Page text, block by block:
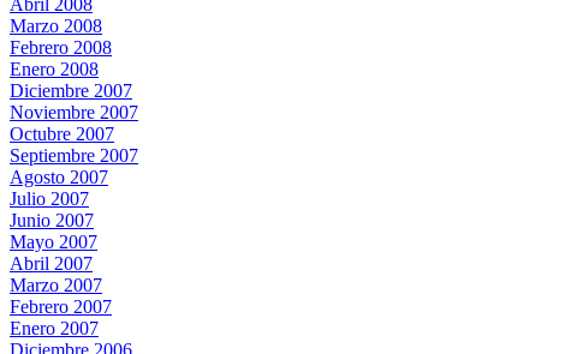
Abril 2008
Marzo 2008
Febrero 2008
Enero 2008
Diciembre 2007
Noviembre 2007
Octubre 2007
Septiembre 2007
Agosto 2007
Julio 2007
Junio 2007
Mayo 2007
Abril 2007
Marzo 2007
Febrero 2007
Enero 2007
Diciembre 2006